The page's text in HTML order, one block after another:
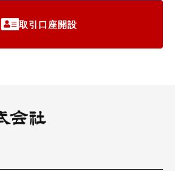
取引口座開設